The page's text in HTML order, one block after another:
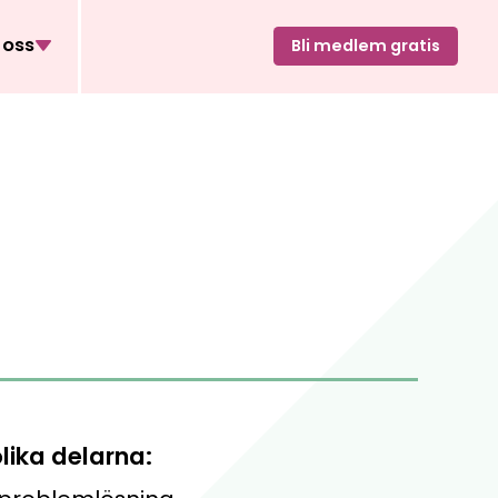
Bli medlem gratis
delarna: